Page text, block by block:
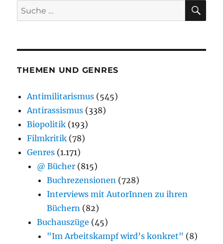
Suche
nach:
THEMEN UND GENRES
Antimilitarismus (545)
Antirassismus (338)
Biopolitik (193)
Filmkritik (78)
Genres (1.171)
@ Bücher (815)
Buchrezensionen (728)
Interviews mit AutorInnen zu ihren
Büchern (82)
Buchauszüge (45)
"Im Arbeitskampf wird’s konkret" (8)